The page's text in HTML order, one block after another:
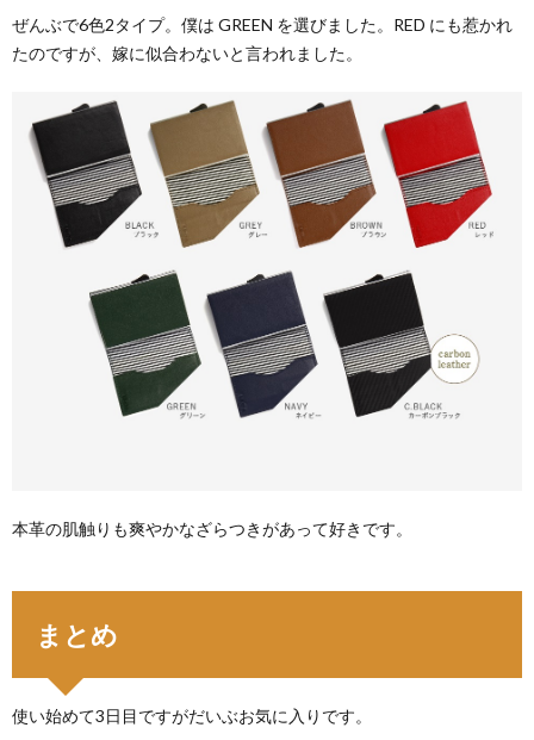
ぜんぶで6色2タイプ。僕は GREEN を選びました。RED にも惹かれ
たのですが、嫁に似合わないと言われました。
本革の肌触りも爽やかなざらつきがあって好きです。
まとめ
使い始めて3日目ですがだいぶお気に入りです。